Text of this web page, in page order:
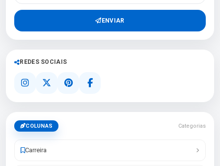
ENVIAR
REDES SOCIAIS
COLUNAS Categorias
Carreira